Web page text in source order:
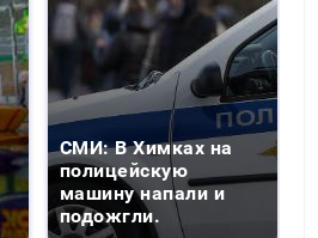
СМИ: В Химках на
полицейскую
машину напали и
подожгли.